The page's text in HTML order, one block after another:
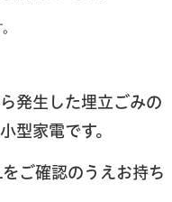
発生した埋立ごみの
型家電です。
ご確認のうえお持ち